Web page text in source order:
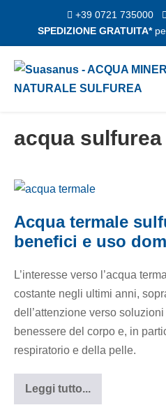
contenuto
+39 0721 735000
SPEDIZIONE GRATUITA*
acqua sulfurea
Acqua
sulfurea:
proprietà,
e
uso
domestico
Acqua termale
benefici e uso
L’interesse verso l’acqua
costante negli ultimi anni,
dell’attenzione verso
benessere del corpo e, in
respiratorio e della pelle.
Leggi tutto...
Acqua
termale